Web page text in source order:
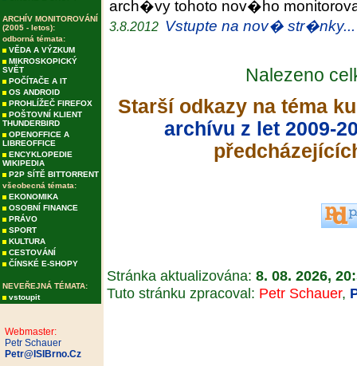
ARCHÍV MONITOROVÁNÍ
(2005 - letos):
odborná témata:
VĚDA A VÝZKUM
MIKROSKOPICKÝ
SVĚT
POČÍTAČE A IT
OS ANDROID
PROHLÍŽEČ FIREFOX
POŠTOVNÍ KLIENT
THUNDERBIRD
OPENOFFICE A
LIBREOFFICE
ENCYKLOPEDIE
WIKIPEDIA
P2P SÍTĚ BITTORRENT
všeobecná témata:
EKONOMIKA
OSOBNÍ FINANCE
PRÁVO
SPORT
KULTURA
CESTOVÁNÍ
ČÍNSKÉ E-SHOPY
NEVEŘEJNÁ TÉMATA:
vstoupit
Webmaster:
Petr Schauer
Petr@ISIBrno.Cz
arch�vy tohoto nov�ho
3.8.2012 Vstupte na nov� str�nky...
Nalezeno
Starší odkazy na téma
archívu z let 2009-
Stránka aktualizována: 8. 08. 2026,
Tuto stránku zpracoval: Petr Schauer,